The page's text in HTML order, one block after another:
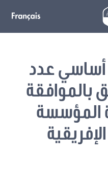
عدد
يتعلق بالموافقة
المؤسسة